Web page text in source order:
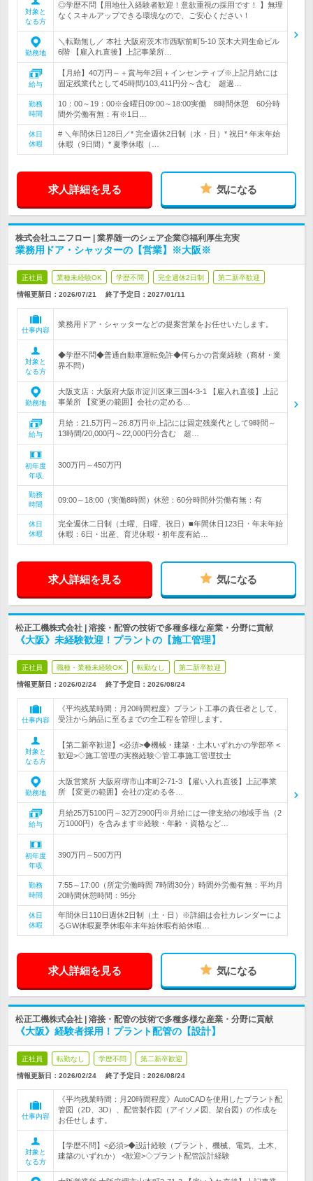
対象と
なる方
◎学歴不問【用地仕入経験者歓迎！意欲重視の採用です！ 】無理
なくスキルアップできる環境なので、ご安心ください！
勤務地
＼転勤無し／ 本社 大阪府茨木市西駅前町5-10 茨木大同生命ビル
6階 【雇入れ直後】上記事業所…
給与
【月給】40万円～＋賞与年2回＋インセンティブ※上記月給には
固定残業代として45時間/103,411円分～含む 超過…
勤務
時間
10：00～19：00※金曜日09:00～18:00実働 8時間休憩 60分時
間外労働有無：有※1日…
休日
休暇
# ＼年間休日128日／* 完全週休2日制（水・日）* 祝日* 年末年始
休暇（9日間）* 夏季休暇（…
求人詳細を見る 気になる
株式会社ユニフロー | 業界随一のシェア企業◎福利厚生充実
業務用ドア・シャッターの【営業】※大阪※
正社員 業種未経験OK 学歴不問 完全週休2日制 第二新卒歓迎
情報更新日：2026/07/21 終了予定日： 2027/01/11
仕事内容
業務用ドア・シャッターなどの提案営業をお任せいたします。
対象と
なる方
◆学歴不問◆普通自動車運転免許◆何らかの営業経験（商材・業
界不問）
勤務地
大阪支店：大阪府大阪市淀川区東三国4-3-1 【雇入れ直後】上記
事業所 【変更の範囲】会社の定める…
給与
月給：21.5万円～26.8万円※上記には固定残業代として9時間～
13時間/20,000円～22,000円分含む 超…
初年度
年収
300万円～450万円
勤務
時間
09:00～18:00（実働8時間）休憩：60分時間外労働有無：有
休日
休暇
完全週休二日制（土曜、日曜、祝日）■年間休日123日・年末年始
休暇：6日・出産、育児休暇・初年度有給…
求人詳細を見る 気になる
松正工機株式会社 | 溶接・配管の技術で多種多様な産業・分野に貢献
《大阪》未経験歓迎！プラントの【施工管理】
正社員 職種・業種未経験OK 転勤なし 第二新卒歓迎
情報更新日：2026/02/24 終了予定日： 2026/08/24
仕事内容
《平均残業時間：月20時間程度》プラント工事の責任者として、
受注から納品に至るまでの全工程を管理します。
対象と
なる方
【第二新卒歓迎】<必須>◆機械・建築・土木いずれかの学部卒 <
歓迎>◇施工管理の実務経験◇管工事施工管理技士
勤務地
大阪営業所 大阪府堺市山本町2-71-3 【雇い入れ直後】上記事業
所 【変更の範囲】会社の定める各…
給与
月給25万5100円～32万2900円※月給には一律支給の地域手当（2
万1000円）を含みます※経験・年齢・資格など…
初年度
年収
390万円～500万円
勤務
時間
7:55～17:00（所定労働時間 7時間30分）時間外労働有無：平均月
20時間休憩時間：95分
休日
休暇
年間休日110日週休2日制（土・日）※詳細は会社カレンダーによ
るGW休暇夏季休暇年末年始休暇有給休暇…
求人詳細を見る 気になる
松正工機株式会社 | 溶接・配管の技術で多種多様な産業・分野に貢献
《大阪》経験者採用！プラント配管の【設計】
正社員 転勤なし 学歴不問 第二新卒歓迎
情報更新日：2026/02/24 終了予定日： 2026/08/24
仕事内容
《平均残業時間：月20時間程度》AutoCADを使用したプラント配
管図（2D、3D）、配管製作図（アイソメ図、架台図）の作成を
お任せします。
対象と
なる方
【学歴不問】<必須>◆設計経験（プラント、機械、電気、土木、
建築のいずれか） <歓迎>◇プラント配管設計経験